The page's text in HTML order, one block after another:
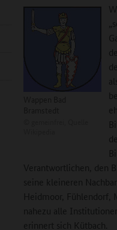
Verantwortlichen, den
seine kleineren
Heidmoor, Fühlendorf,
nahezu alle
erinnert sich Kütbach.